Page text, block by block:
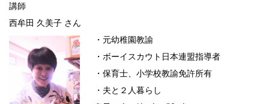
講師
西牟田 久美子 さん
・元幼稚園教諭
・ボーイスカウト日本連盟指導者
・保育士、小学校教諭免許所有
・夫と２人暮らし